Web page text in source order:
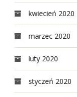
kwiecień 2020
marzec 2020
luty 2020
styczeń 2020